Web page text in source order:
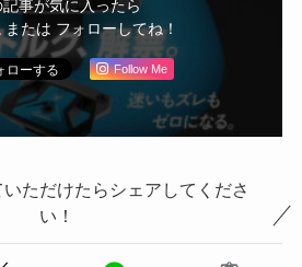
記事が気に入ったら
たは フォローしてね！
Follow Me
ただけたらシェアしてくださ
い！